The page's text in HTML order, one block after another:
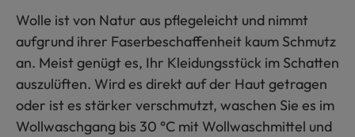
Wolle ist von Natur aus pflegeleicht und nimmt
aufgrund ihrer Faserbeschaffenheit kaum Schmutz
an. Meist genügt es, Ihr Kleidungsstück im Schatten
auszulüften. Wird es direkt auf der Haut getragen
oder ist es stärker verschmutzt, waschen Sie es im
Wollwaschgang bis 30 °C mit Wollwaschmittel und